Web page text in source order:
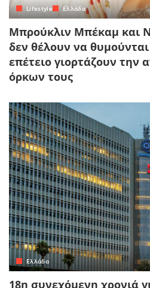
Lifestyle Ελλάδα
Μπρούκλιν Μπέκαμ και
δεν θέλουν να
επέτειο γιορτάζουν
όρκων τους
Ελλάδα
18η συνεχόμενη χρονιά